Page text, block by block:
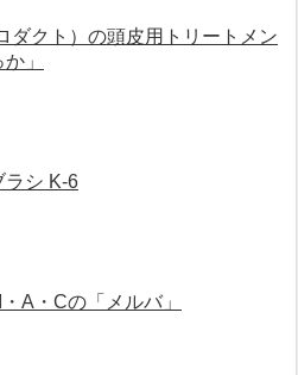
ダクト）の頭皮用トリートメン
」
ラシ K-6
A・Cの「メルバ」